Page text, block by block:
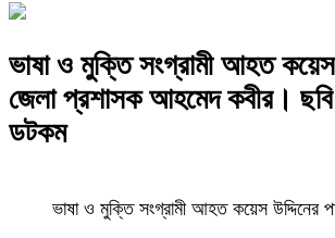
ভাষা ও মুক্তি সংগ্রামী আহত কয়েস
জেলা প্রশাসক আহমেদ কবীর। ছবি :
ডটকম
ভাষা ও মুক্তি সংগ্রামী আহত কয়েস